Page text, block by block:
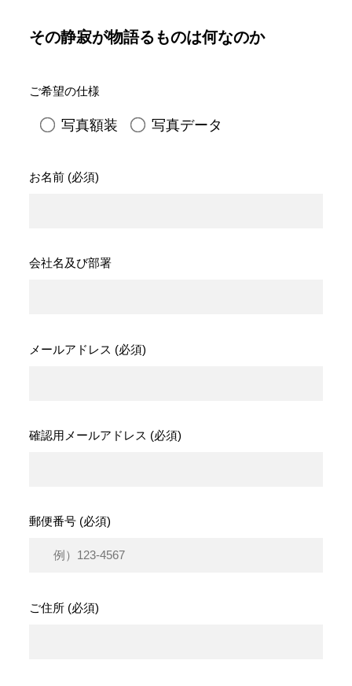
その静寂が物語るものは何なのか
ご希望の仕様
写真額装 写真データ
お名前 (必須)
会社名及び部署
メールアドレス (必須)
確認用メールアドレス (必須)
郵便番号 (必須)
ご住所 (必須)